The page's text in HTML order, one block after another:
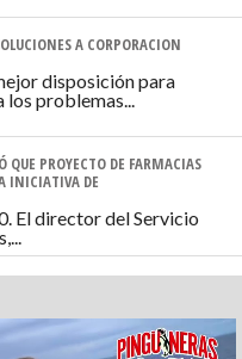
A CORPORACION
disposición para
los problemas...
QUE PROYECTO DE FARMACIAS
INICIATIVA DE
El director del Servicio